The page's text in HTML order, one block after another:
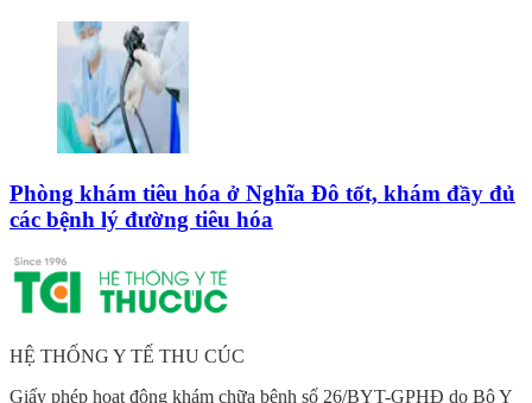
Phòng khám tiêu hóa ở Nghĩa Đô tốt, khám đầy đủ
các bệnh lý đường tiêu hóa
HỆ THỐNG Y TẾ THU CÚC
Giấy phép hoạt động khám chữa bệnh số 26/BYT-GPHĐ do Bộ Y